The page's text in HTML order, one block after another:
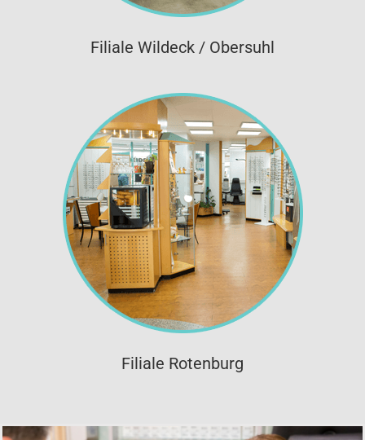
Filiale Wildeck / Obersuhl
Filiale Rotenburg